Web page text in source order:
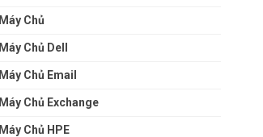
Máy Chủ
Máy Chủ Dell
Máy Chủ Email
Máy Chủ Exchange
Máy Chủ HPE